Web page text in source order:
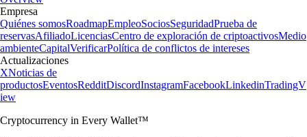
Empresa
Quiénes somosRoadmapEmpleoSociosSeguridadPrueba de
reservasAfiliadoLicenciasCentro de exploración de criptoactivosMedio
ambienteCapitalVerificarPolítica de conflictos de intereses
Actualizaciones
XNoticias de
productosEventosRedditDiscordInstagramFacebookLinkedinTradingV
iew
Cryptocurrency in Every Wallet™